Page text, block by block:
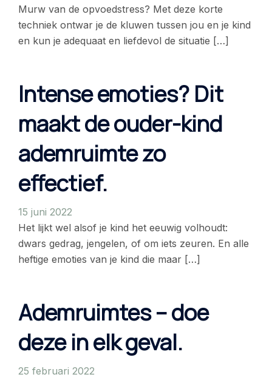
Murw van de opvoedstress? Met deze korte
techniek ontwar je de kluwen tussen jou en je kind
en kun je adequaat en liefdevol de situatie […]
Intense emoties? Dit
maakt de ouder-kind
ademruimte zo
effectief.
15 juni 2022
Het lijkt wel alsof je kind het eeuwig volhoudt:
dwars gedrag, jengelen, of om iets zeuren. En alle
heftige emoties van je kind die maar […]
Ademruimtes – doe
deze in elk geval.
25 februari 2022